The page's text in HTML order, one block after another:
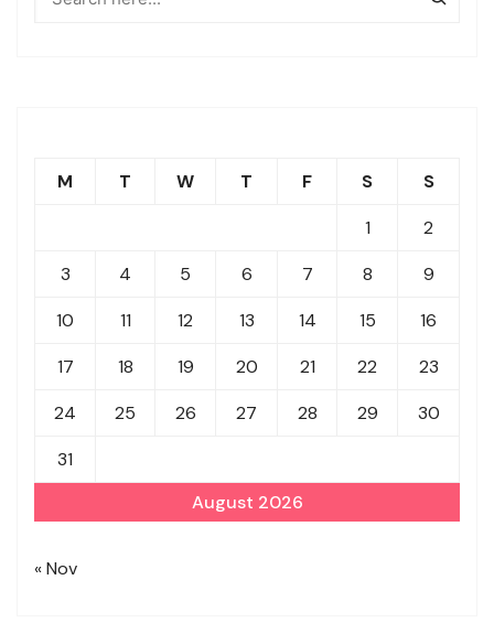
August 2026
M T W T F S
S
1
2
3
4 5 6 7 8
9
10
11 12 13 14 15
16
17
18 19 20 21 22
23
24
25 26 27 28 29
30
31
« Nov